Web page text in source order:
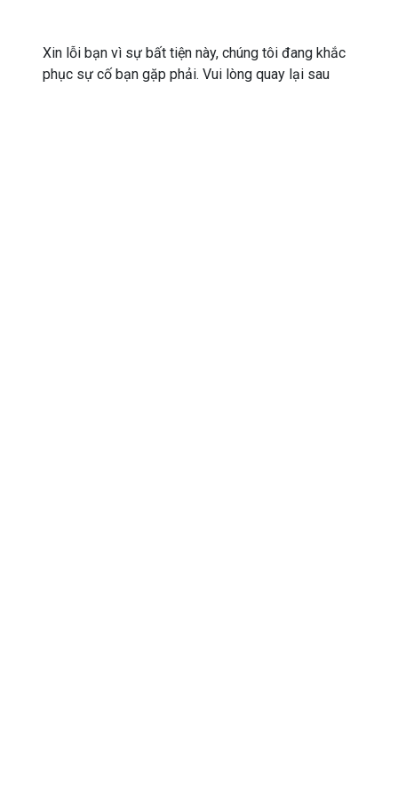
Xin lỗi bạn vì sự bất tiện này, chúng tôi đang khắc
phục sự cố bạn gặp phải. Vui lòng quay lại sau